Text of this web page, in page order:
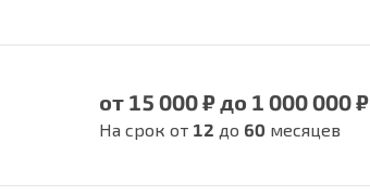
от 15 000 ₽ до 1 000 000 ₽
На срок от 12 до 60месяцев